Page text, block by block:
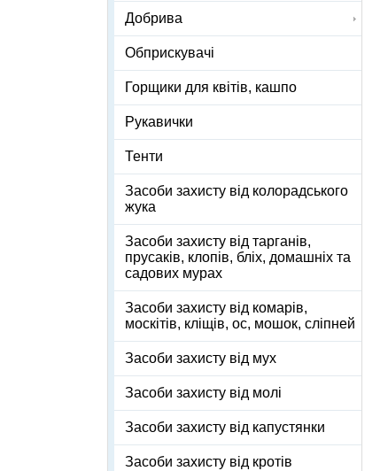
Добрива
Обприскувачі
Горщики для квітів, кашпо
Рукавички
Тенти
Засоби захисту від колорадського
жука
Засоби захисту від тарганів,
прусаків, клопів, бліх, домашніх та
садових мурах
Засоби захисту від комарів,
москітів, кліщів, ос, мошок, сліпней
Засоби захисту від мух
Засоби захисту від молі
Засоби захисту від капустянки
Засоби захисту від кротів